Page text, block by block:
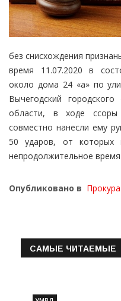
без снисхождения
время 11.07.2020 в
около дома 24 «а» по
Вычегодский городского
области, в ходе
совместно нанесли ему
50 ударов, от которых
непродолжительное время.
Опубликовано в
САМЫЕ ЧИТАЕМЫЕ